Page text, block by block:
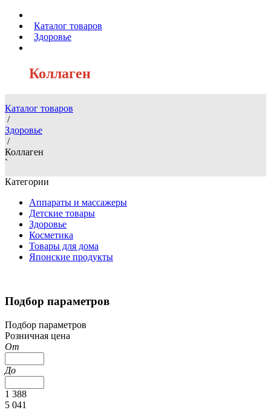
Каталог товаров
Здоровье
Коллаген
Каталог товаров
/
Здоровье
/
Коллаген
`
Категории
Аппараты и массажеры
Детские товары
Здоровье
Косметика
Товары для дома
Японские продукты
Подбор параметров
Подбор параметров
Розничная цена
От
До
1 388
5 041